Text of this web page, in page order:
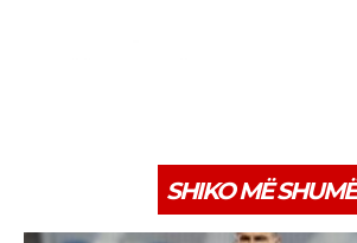
SHIKO MË SHUMË